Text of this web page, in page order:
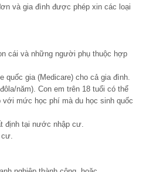
và gia đình được phép xin các loại
cái và những người phụ thuộc hợp
gia (Medicare) cho cả gia đình.
năm). Con em trên 18 tuổi có thể
mức học phí mà du học sinh quốc
định tại nước nhập cư.